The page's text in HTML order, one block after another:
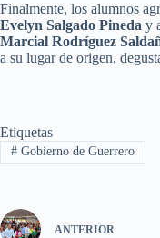
Finalmente, los alumnos
Evelyn Salgado Pineda y
Marcial Rodríguez
a su lugar de origen,
Etiquetas
#Gobierno de Guerrero
ANTERIOR